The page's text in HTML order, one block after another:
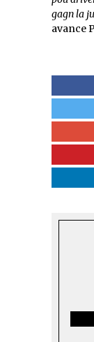
gagn la
avance